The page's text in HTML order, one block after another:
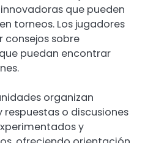
que pueden
torneos. Los jugadores
consejos sobre
puedan encontrar
organizan
respuestas o discusiones
y